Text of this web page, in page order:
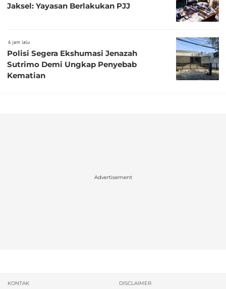
Jaksel: Yayasan Berlakukan PJJ
6 jam lalu
Polisi Segera Ekshumasi Jenazah
Sutrimo Demi Ungkap Penyebab
Kematian
Advertisement
KONTAK DISCLAIMER